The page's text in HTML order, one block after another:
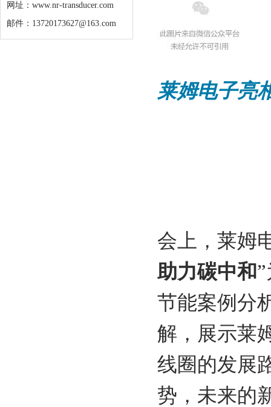
网址：www.nr-transducer.com
邮件：13720173627@163.com
莱姆电子亮
会上，莱姆
助力碳中和
节能案例分
解，展示莱
线圈的发展
势，未来的